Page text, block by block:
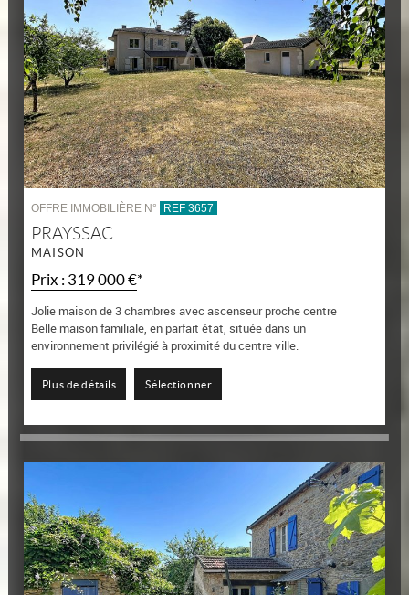
OFFRE IMMOBILIÈRE N° REF 3657
PRAYSSAC
MAISON
Prix : 319 000 €*
Jolie maison de 3 chambres avec ascenseur proche centre
Belle maison familiale, en parfait état, située dans un
environnement privilégié à proximité du centre ville.
Plus de détails Sélectionner